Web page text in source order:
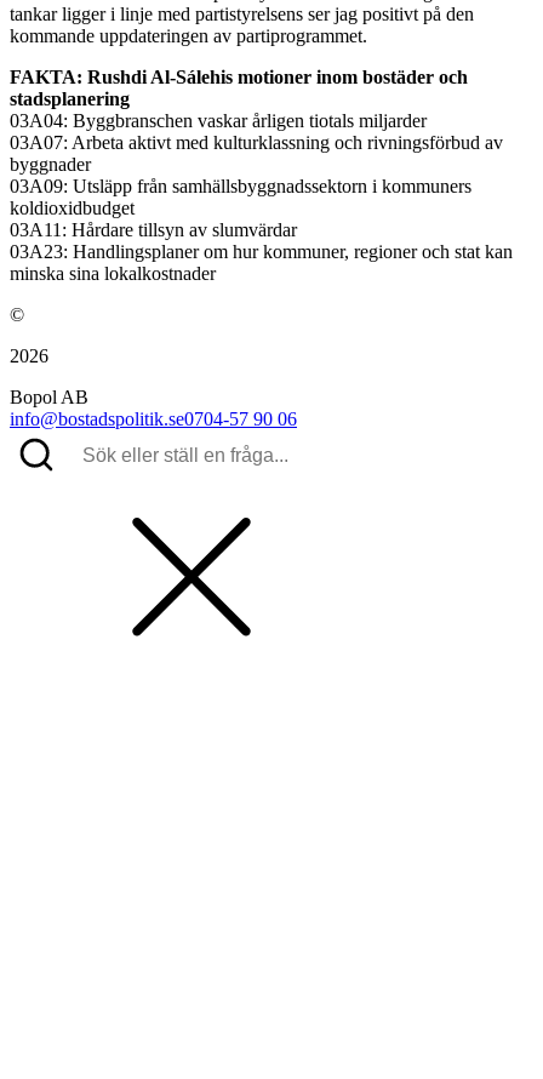
tankar ligger i linje med partistyrelsens ser jag positivt på den
kommande uppdateringen av partiprogrammet.
FAKTA: Rushdi Al-Sálehis motioner inom bostäder och
stadsplanering
03A04: Byggbranschen vaskar årligen tiotals miljarder
03A07: Arbeta aktivt med kulturklassning och rivningsförbud av
byggnader
03A09: Utsläpp från samhällsbyggnadssektorn i kommuners
koldioxidbudget
03A11: Hårdare tillsyn av slumvärdar
03A23: Handlingsplaner om hur kommuner, regioner och stat kan
minska sina lokalkostnader
©
2026
Bopol AB
info@bostadspolitik.se0704-57 90 06